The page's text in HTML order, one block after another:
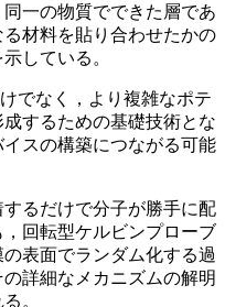
一の物質でできた層であ
材料を貼り合わせたかの
している。
でなく，より複雑なポテ
するための基礎技術とな
スの構築につながる可能
るだけで分子が勝手に配
回転型ケルビンプローブ
表面でランダム化する過
詳細なメカニズムの解明
。